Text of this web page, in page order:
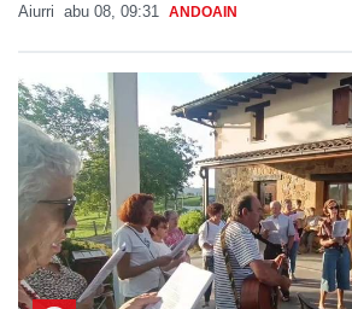
Aiurri abu 08, 09:31 ANDOAIN